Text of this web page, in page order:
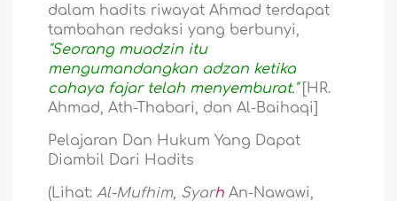
dalam hadits riwayat Ahmad terdapat
tambahan redaksi yang berbunyi,
"Seorang muadzin itu
mengumandangkan adzan ketika
cahaya fajar telah menyemburat."[HR.
Ahmad, Ath-Thabari, dan Al-Baihaqi]
Pelajaran Dan Hukum Yang Dapat
Diambil Dari Hadits
(Lihat:Al-Mufhim, Syarh An-Nawawi,